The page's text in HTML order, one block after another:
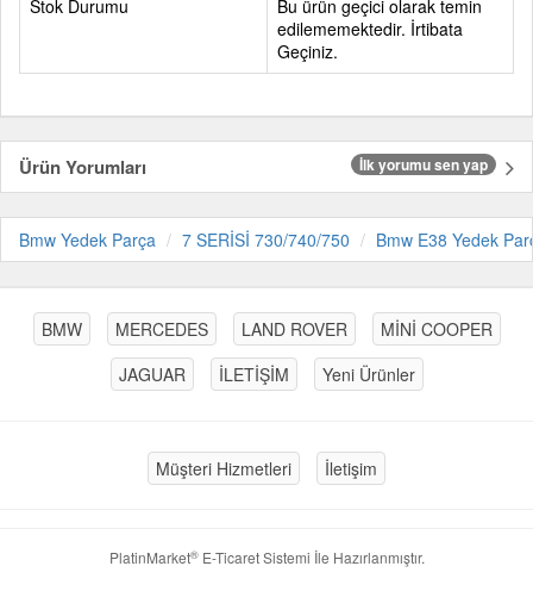
Stok Durumu
Bu ürün geçici olarak temin
edilememektedir. İrtibata
Geçiniz.
Ürün Yorumları İlk yorumu sen yap
Bmw Yedek Parça 7 SERİSİ 730/740/750 Bmw E38 Yedek
BMW MERCEDES LAND ROVER
MİNİ COOPER
JAGUAR
İLETİŞİM Yeni Ürünler
Müşteri Hizmetleri İletişim
PlatinMarket®E-Ticaret Sistemi İle Hazırlanmıştır.